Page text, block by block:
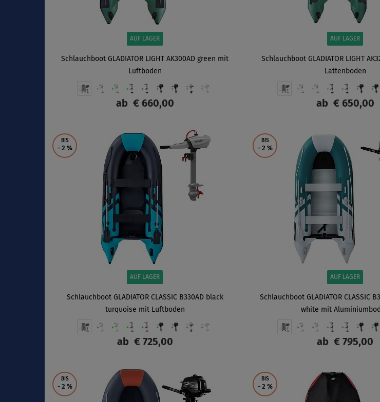
AUF LAGER
Schlauchboot GLADIATOR LIGHT AK300AD green mit
Luftboden
ab € 660,00
AUF LAGER
Schlauchboot GLADIATOR LIGHT
Lattenboden
ab € 650,00
BIS
- 2 %
AUF LAGER
Schlauchboot GLADIATOR CLASSIC B330AD black
turquoise mit Luftboden
ab € 725,00
ANZEIGEN
BIS
- 2 %
AUF LAGER
Schlauchboot GLADIATOR CLASSIC
white mit
ab € 795,00
BIS
- 2 %
BIS
- 2 %